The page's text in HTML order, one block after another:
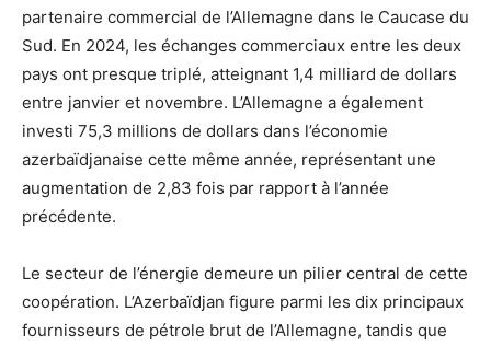
partenaire commercial de l’Allemagne dans le Caucase du
Sud. En 2024, les échanges commerciaux entre les deux
pays ont presque triplé, atteignant 1,4 milliard de dollars
entre janvier et novembre. L’Allemagne a également
investi 75,3 millions de dollars dans l’économie
azerbaïdjanaise cette même année, représentant une
augmentation de 2,83 fois par rapport à l’année
précédente.
Le secteur de l’énergie demeure un pilier central de cette
coopération. L’Azerbaïdjan figure parmi les dix principaux
fournisseurs de pétrole brut de l’Allemagne, tandis que